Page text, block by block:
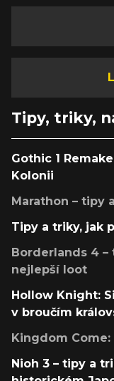
Tipy, triky,
Gothic 1
Kolonii
Marathon – tipy
Tipy a triky, jak
Borderlands 4
nejlepší loot
Hollow Knight:
v broučím
Kingdom
Nioh 3 – tipy a